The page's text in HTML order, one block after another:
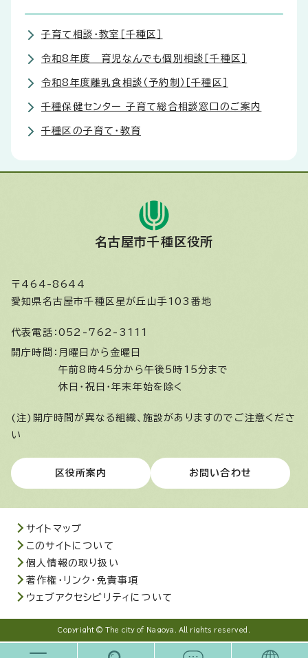
子育て相談・教室［千種区］
令和8年度 育児なんでも個別相談［千種区］
令和8年度離乳食相談（予約制）［千種区］
千種保健センター 子育て総合相談窓口のご案内
千種区の子育て・教育
名古屋市千種区役所
〒464-8644
愛知県名古屋市千種区星が丘山手103番地
代表電話： 052-762-3111
開庁時間： 月曜日から金曜日
午前8時45分から午後5時15分まで
休日・祝日・年末年始を除く
(注)開庁時間が異なる組織、施設がありますのでご注意くださ
い
区役所案内 お問い合わせ
サイトマップ
このサイトについて
個人情報の取り扱い
著作権・リンク・免責事項
ウェブアクセシビリティについて
Copyright © The city of Nagoya. All rights reserved.